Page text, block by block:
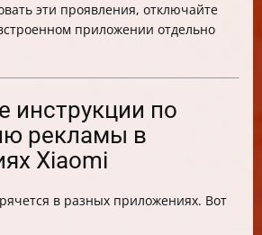
эти проявления, отключайте
приложении отдельно
инструкции по
рекламы в
Xiaomi
в разных приложениях. Вот